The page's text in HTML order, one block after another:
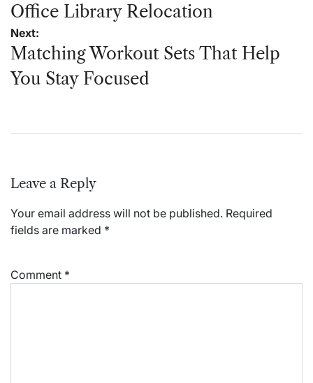
Office Library Relocation
Next:
Matching Workout Sets That Help
You Stay Focused
Leave a Reply
Your email address will not be published. Required
fields are marked *
Comment *